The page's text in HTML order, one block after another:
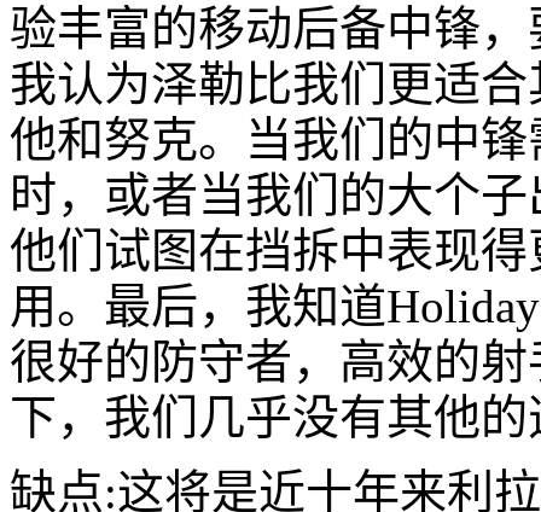
验丰富的移动后备中锋
我认为泽勒比我们更适
他和努克。当我们的中
时，或者当我们的大个
他们试图在挡拆中表现
用。最后，我知道
很好的防守者，高效的
下，我们几乎没有其他的
缺点:这将是近十年来利